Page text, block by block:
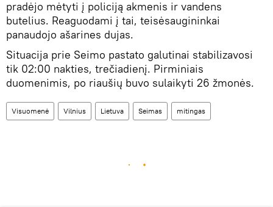
pradėjo mėtyti į policiją akmenis ir vandens
butelius. Reaguodami į tai, teisėsaugininkai
panaudojo ašarines dujas.
Situacija prie Seimo pastato galutinai stabilizavosi
tik 02:00 nakties, trečiadienį. Pirminiais
duomenimis, po riaušių buvo sulaikyti 26 žmonės.
Visuomenė Vilnius Lietuva Seimas mitingas